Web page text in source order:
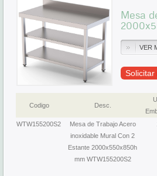
Mesa
VER
Solicitar
Codigo Desc.
WTW155200S2
Mesa de Trabajo Acero
inoxidable Mural Con 2
Estante 2000x550x850h
mm WTW155200S2